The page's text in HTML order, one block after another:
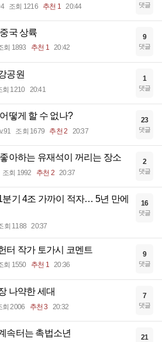
조회 1216 추천 1 20:44 댓글
국 상륙
회 1893 추천 1 20:42
9
댓글
공원
회 1210 20:41
1
댓글
떻게 할 수 없나?
조회 1679 추천 2 20:37
23
댓글
아하는 유재석이 꺼리는 장소
조회 1992 추천 2 20:37
2
댓글
분기 4조 가까이 적자… 5년 만에
회 1188 20:37
16
댓글
터 작가 토가시 코멘트
회 1550 추천 1 20:36
9
댓글
나약한 세대
회 2006 추천 3 20:32
7
댓글
속터는 촉법소년 21